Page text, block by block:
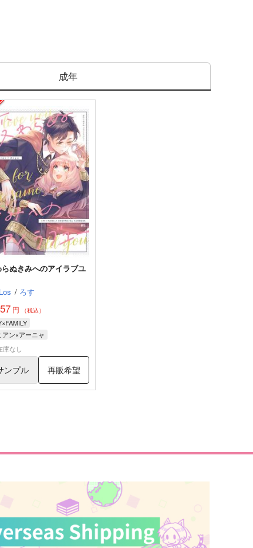
成年
ぬきみへのアイラブユ
/ ろす
円 （税込）
アン×アーニャ
アン・デズモンド
ニャ・フォージャー
庫なし
ンプル 再販希望